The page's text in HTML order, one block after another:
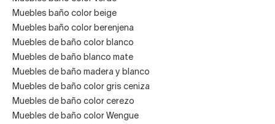
Muebles baño color beige
Muebles baño color berenjena
Muebles de baño color blanco
Muebles de baño blanco mate
Muebles de baño madera y blanco
Muebles de baño color gris ceniza
Muebles de baño color cerezo
Muebles de baño color Wengue